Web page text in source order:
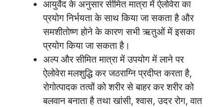
आयुर्वेद के अनुसार सीमित मात्रा में ऐलोवेरा का
प्रयोग निर्भयता के साथ किया जा सकता है और
समशीतोष्ण होने के कारण सभी ऋतुओं में इसका
प्रयोग किया जा सकता है।
अल्प और सीमित मात्रा में उपयोग में लाने पर
ऐलोवेरा मलशुद्धि कर जठराग्नि प्रदीप्त करता है,
रोगोत्पादक तत्वों को शरीर से बाहर कर शरीर को
बलवान बनाता है तथा खांसी, श्वास, उदर रोग, वात